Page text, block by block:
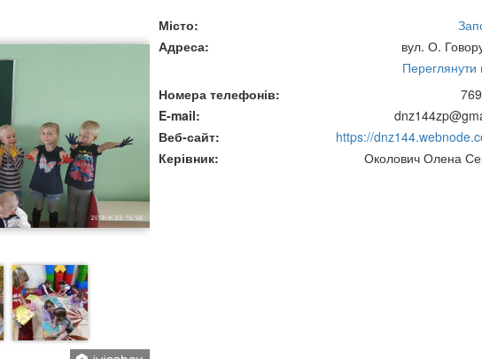
Місто
Адреса
вул. О.
Переглянути
Номера телефонів
E-mail
Веб-сайт
https://
Керівник
Околович Олена